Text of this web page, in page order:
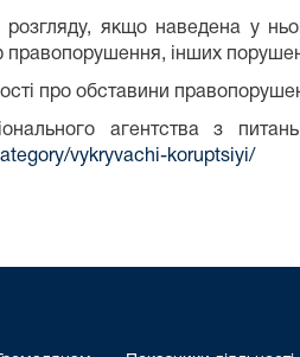
розгляду, якщо наведена у
правопорушення, інших
про обставини
агентства з
vykryvachi-koruptsiyi/